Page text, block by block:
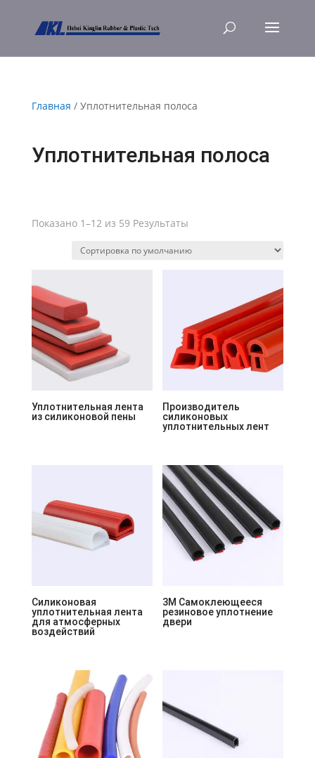
Главная / Уплотнительная полоса
Уплотнительная полоса
Показано 1–12 из 59 Результаты
Уплотнительная лента
из силиконовой пены
Производитель
силиконовых
уплотнительных лент
Силиконовая
уплотнительная лента
для атмосферных
воздействий
3M Самоклеющееся
резиновое уплотнение
двери